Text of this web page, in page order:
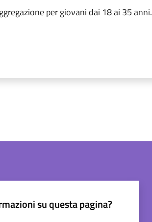
per giovani dai 18 ai 35 anni.
su questa pagina?